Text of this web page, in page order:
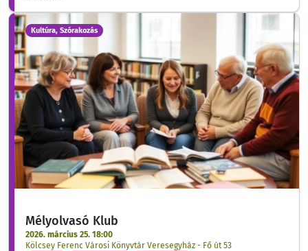
Kultúra, Szórakozás
Mélyolvasó Klub
2026. március 25. 18:00
Kölcsey Ferenc Városi Könyvtár Veresegyház - Fő út 53